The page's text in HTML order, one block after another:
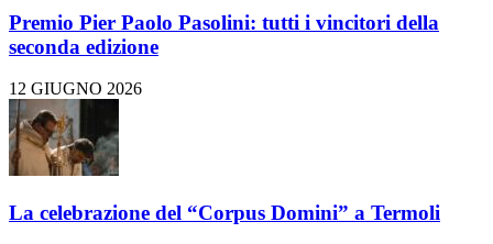
Premio Pier Paolo Pasolini: tutti i vincitori della
seconda edizione
12 GIUGNO 2026
La celebrazione del “Corpus Domini” a Termoli